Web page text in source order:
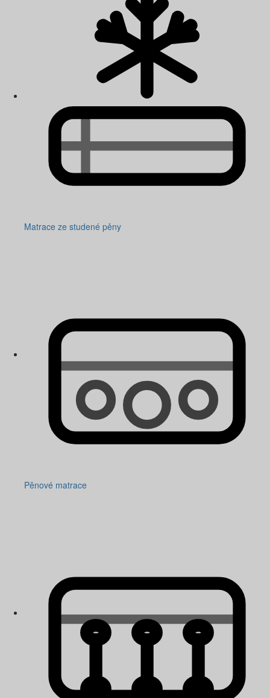
Matrace ze studené pěny
Pěnové matrace